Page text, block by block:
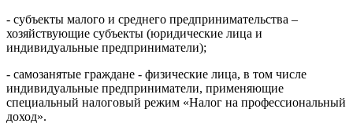
- субъекты малого и среднего предпринимательства –
хозяйствующие субъекты (юридические лица и
индивидуальные предприниматели);
- самозанятые граждане - физические лица, в том числе
индивидуальные предприниматели, применяющие
специальный налоговый режим «Налог на профессиональный
доход».